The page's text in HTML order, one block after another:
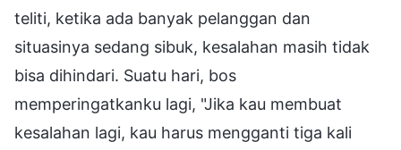
teliti, ketika ada banyak pelanggan dan
situasinya sedang sibuk, kesalahan masih tidak
bisa dihindari. Suatu hari, bos
memperingatkanku lagi, "Jika kau membuat
kesalahan lagi, kau harus mengganti tiga kali